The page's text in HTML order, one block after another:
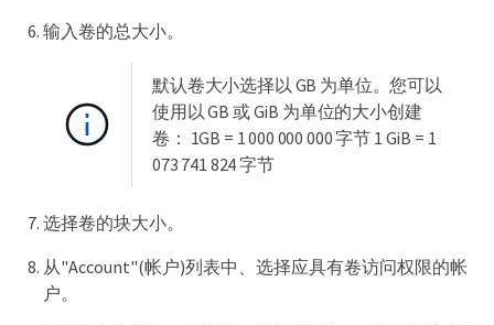
输入卷的总大小。
默认卷大小选择以 GB 为单位。您可以
使用以 GB 或 GiB 为单位的大小创建
卷： 1GB = 1 000 000 000 字节 1 GiB = 1
073 741 824 字节
选择卷的块大小。
从"Account"(帐户)列表中、选择应具有卷访问权限的帐
户。